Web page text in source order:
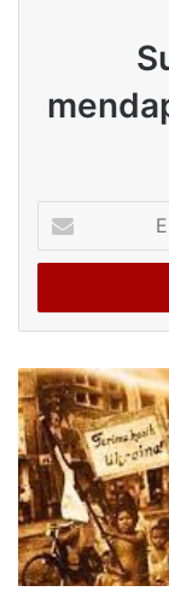
your
Email